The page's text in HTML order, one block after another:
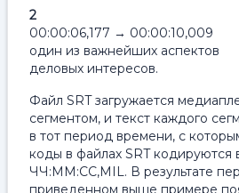
2
00:00:06,177 → 00:00:10,009
один из важнейших аспектов
деловых интересов.
Файл SRT загружается
сегментом, и текст каждого
в тот период времени, с
коды в файлах SRT кодируются
ЧЧ:ММ:СС,MIL. В результате
приведенном выше примере